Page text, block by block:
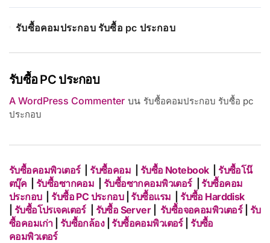
รับซื้อคอมประกอบ รับซื้อ pc ประกอบ
รับซื้อ PC ประกอบ
A WordPress Commenter บน รับซื้อคอมประกอบ รับซื้อ pc
ประกอบ
รับซื้อคอมพิวเตอร์| รับซื้อคอม รับซื้อ Notebook| รับซื้อโน๊
ตบุ๊ค
รับซื้อซากคอม รับซื้อซากคอมพิวเตอร์| รับซื้อคอม
ประกอบ| รับซื้อ PC ประกอบ| รับซื้อแรม
รับซื้อ Harddisk
รับซื้อโปรเจคเตอร์| รับซื้อ Server รับซื้อจอคอมพิวเตอร์
รับ
ซื้อคอมเก่า
รับซื้อกล้อง| รับซื้อคอมพิวเตอร์| รับซื้อ
คอมพิวเตอร์